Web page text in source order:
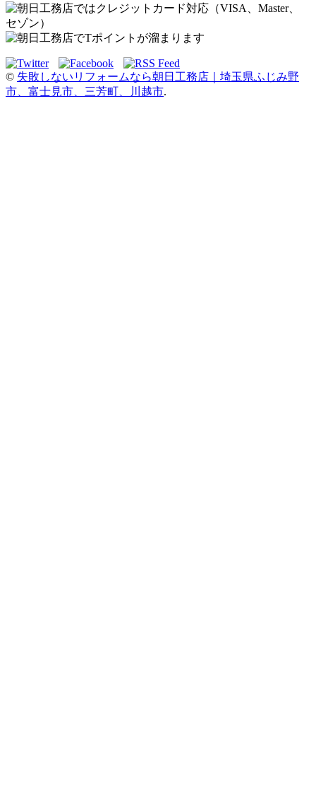
© 失敗しないリフォームなら朝日工務店｜埼玉県ふじみ野
市、富士見市、三芳町、川越市.